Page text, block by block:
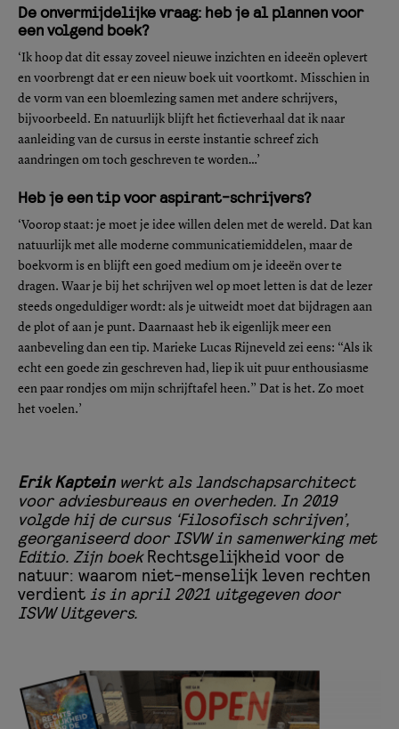
De onvermijdelijke vraag: heb je al plannen voor
een volgend boek?
‘Ik hoop dat dit essay zoveel nieuwe inzichten en ideeën oplevert
en voorbrengt dat er een nieuw boek uit voortkomt. Misschien in
de vorm van een bloemlezing samen met andere schrijvers,
bijvoorbeeld. En natuurlijk blijft het fictieverhaal dat ik naar
aanleiding van de cursus in eerste instantie schreef zich
aandringen om toch geschreven te worden…’
Heb je een tip voor aspirant-schrijvers?
‘Voorop staat: je moet je idee willen delen met de wereld. Dat kan
natuurlijk met alle moderne communicatiemiddelen, maar de
boekvorm is en blijft een goed medium om je ideeën over te
dragen. Waar je bij het schrijven wel op moet letten is dat de lezer
steeds ongeduldiger wordt: als je uitweidt moet dat bijdragen aan
de plot of aan je punt. Daarnaast heb ik eigenlijk meer een
aanbeveling dan een tip. Marieke Lucas Rijneveld zei eens: “Als ik
echt een goede zin geschreven had, liep ik uit puur enthousiasme
een paar rondjes om mijn schrijftafel heen.” Dat is het. Zo moet
het voelen.’
Erik Kapteinwerkt als landschapsarchitect
voor adviesbureaus en overheden. In 2019
volgde hij de cursus ‘Filosofisch schrijven’,
georganiseerd door ISVW in samenwerking met
Editio. Zijn boekRechtsgelijkheid voor de
natuur: waarom niet-menselijk leven rechten
verdient is in april 2021 uitgegeven door
ISVW Uitgevers.